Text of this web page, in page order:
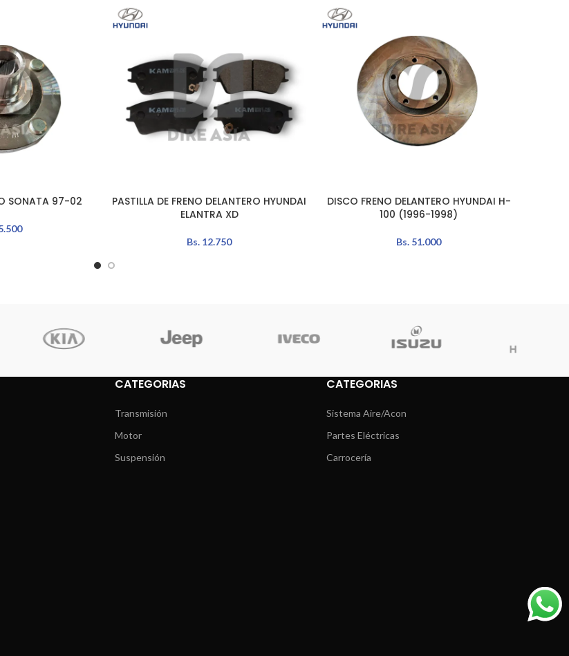
SONATA 97-02 AÑADIR AL CARRITO
PASTILLA DE FRENO DELANTERO HYUNDAI
ELANTRA XD
Bs. 12.750
AÑADIR AL CARRITO
DISCO FRENO DELANTERO HYUNDAI H-
100 (1996-1998)
Bs. 51.000
CATEGORIAS
Transmisión
Motor
Suspensión
CATEGORIAS
Sistema Aire/Acon
Partes Eléctricas
Carrocería